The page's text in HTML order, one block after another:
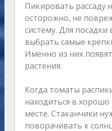
Пикировать рассаду
осторожно, не
систему. Для
выбрать самые
Именно из них
растения.
Когда томаты
находиться в
месте. Стаканчики
поворачивать к